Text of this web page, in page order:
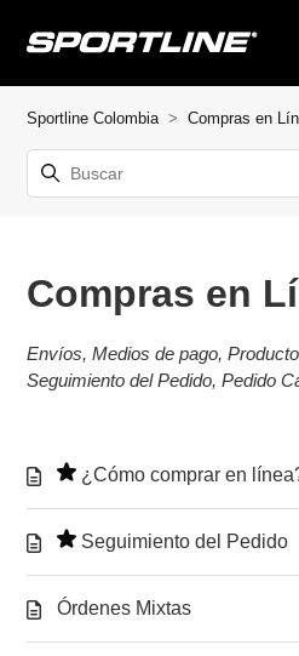
Sportline Colombia Compras en
Compras en
Envíos, Medios de pago,
Seguimiento del Pedido, Pedido
¿Cómo comprar en
Seguimiento del Pedido
Órdenes Mixtas